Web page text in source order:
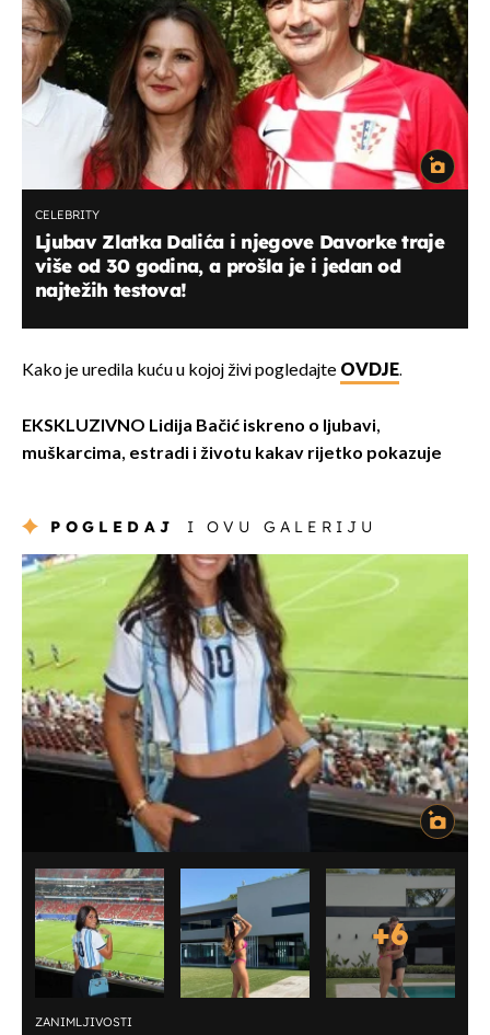
CELEBRITY
Ljubav Zlatka Dalića i njegove Davorke traje
više od 30 godina, a prošla je i jedan od
najtežih testova!
Kako je uredila kuću u kojoj živi pogledajte OVDJE.
EKSKLUZIVNO Lidija Bačić iskreno o ljubavi,
muškarcima, estradi i životu kakav rijetko pokazuje
POGLEDAJ I OVU GALERIJU
+6
ZANIMLJIVOSTI